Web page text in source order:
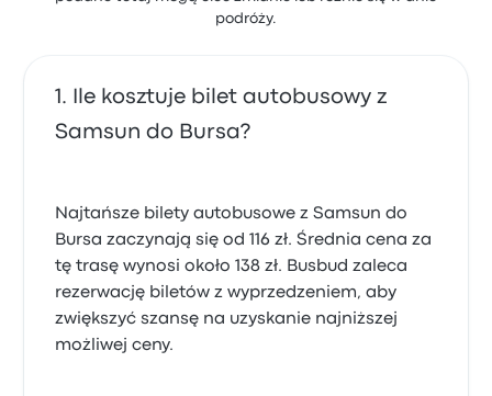
podróży.
Ile kosztuje bilet autobusowy z
Samsun do Bursa?
Najtańsze bilety autobusowe z Samsun do
Bursa zaczynają się od 116 zł. Średnia cena za
tę trasę wynosi około 138 zł. Busbud zaleca
rezerwację biletów z wyprzedzeniem, aby
zwiększyć szansę na uzyskanie najniższej
możliwej ceny.